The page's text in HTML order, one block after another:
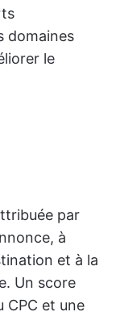
domaines
le
par
à
et à la
Un score
CPC et une